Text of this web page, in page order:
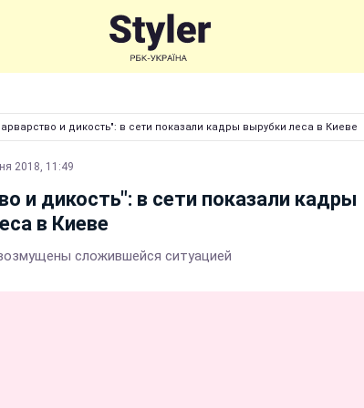
и дикость": в сети показали кадры вырубки леса в Киеве
2018, 11:49
и дикость": в сети показали кадры
в Киеве
сложившейся ситуацией